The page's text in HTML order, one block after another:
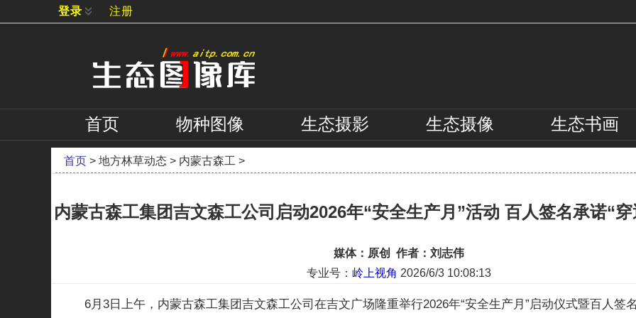
登录 注册
首页 物种图像 生态摄影 生态摄像 生态书画
首页 > 地方林草动态 > 内蒙古森工 >
内蒙古森工集团吉文森工公司启动2026年“安全生产月”活动 百人签名承诺“
媒体：原创 作者：刘志伟
专业号： 岭上视角 2026/6/3 10:08:13
6月3日上午，内蒙古森工集团吉文森工公司在吉文广场隆重举行2026年“安全生产月”启动仪式暨百人签